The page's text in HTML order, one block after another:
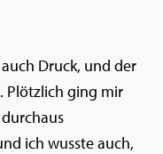
Druck, und der
Plötzlich ging mir
ich wusste auch,